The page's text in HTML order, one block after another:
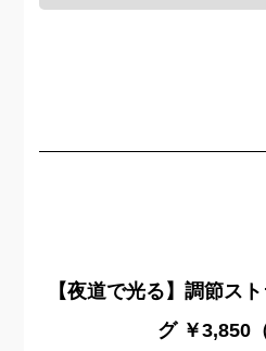
【夜道で光る】調節ス
グ ￥3,850